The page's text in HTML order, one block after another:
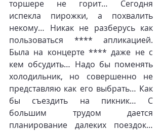
торшере не горит… Сегодня
испекла пирожки, а похвалить
некому… Никак не разберусь как
пользоваться **** апликацией.
Была на концерте **** даже не с
кем обсудить… Надо бы поменять
холодильник, но совершенно не
представляю как его выбрать… Как
бы съездить на пикник… С
большим трудом дается
планирование далеких поездок…